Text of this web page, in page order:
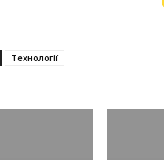
Технології